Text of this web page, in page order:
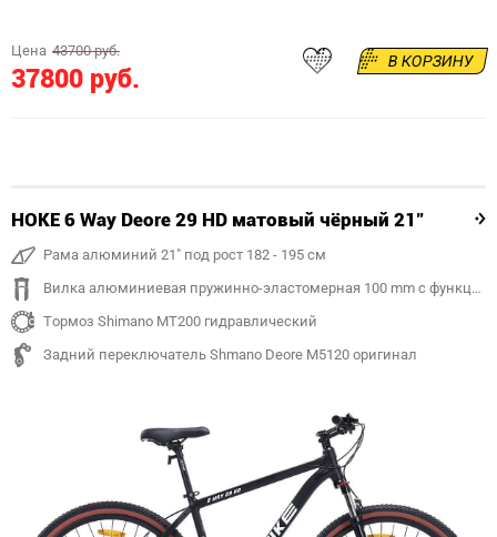
Цена 43700 руб.
37800 руб.
В КОРЗИНУ
HOKE 6 Way Deore 29 HD матовый чёрный 21"
Рама алюминий 21" под рост 182 - 195 см
Вилка алюминиевая пружинно-эластомерная 100 mm с функцией регулировки и блокировки хода
Тормоз Shimano MT200 гидравлический
Задний переключатель Shmano Deore M5120 оригинал